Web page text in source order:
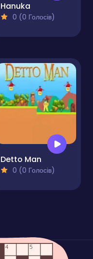
Hanuka
0 (0 Голосів)
Detto Man
0 (0 Голосів)